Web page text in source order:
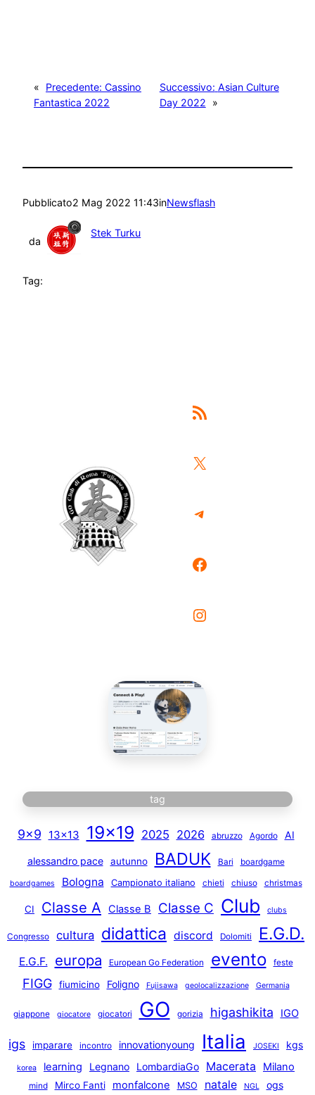
« Precedente: Cassino
Fantastica 2022
Successivo: Asian Culture
Day 2022
»
Pubblicato2 Mag 2022 11:43inNewsflash
da
Stek Turku
Tag:
Feed RSS
X
Telegram
Facebook
Instagram
tag
9×9 13×13 19×19 2025 2026 abruzzo Agordo AI
alessandro pace autunno BADUK Bari boardgame
boardgames Bologna Campionato italiano chieti chiuso christmas
CI Classe A Classe B Classe C Club clubs
Congresso cultura didattica discord Dolomiti E.G.D.
E.G.F. europa European Go Federation evento feste
FIGG fiumicino Foligno Fujisawa geolocalizzazione Germania
giappone giocatore giocatori GO gorizia higashikita IGO
igs imparare incontro innovationyoung Italia JOSEKI kgs
korea learning Legnano LombardiaGo Macerata Milano
mind Mirco Fanti monfalcone MSO natale NGL ogs